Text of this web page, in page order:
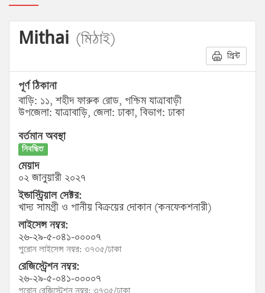
Mithai (মিঠাই)
প্রিন্ট
পূর্ণ ঠিকানা
বাড়ি: ১১, শহীদ ফারুক রোড, পশ্চিম যাত্রাবাড়ী
উপজেলা: যাত্রাবাড়ি, জেলা: ঢাকা, বিভাগ: ঢাকা
বর্তমান অবস্থা
নিবন্ধিত
মেয়াদ
০২ জানুয়ারী ২০২৭
ইন্ডাস্ট্রিয়াল সেক্টর:
খাদ্য সামগ্রী ও পানীয় বিক্রয়ের দোকান (কনফেকশনারী)
লাইসেন্স নম্বর:
২৬-২৯-৫-০৪১-০০০০৭
পুরোন লাইসেন্স নম্বর: ৩৭৩৫/ঢাকা
রেজিস্ট্রেশন নম্বর:
২৬-২৯-৫-০৪১-০০০০৭
পুরোন রেজিস্ট্রেশন নম্বর: ৩৭৩৫/ঢাকা